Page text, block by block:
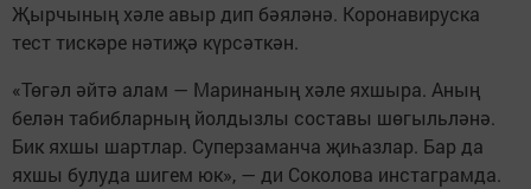
Җырчының хәле авыр дип бәяләнә. Коронавируска
тест тискәре нәтиҗә күрсәткән.
«Төгәл әйтә алам — Маринаның хәле яхшыра. Аның
белән табибларның йолдызлы составы шөгыльләнә.
Бик яхшы шартлар. Суперзаманча җиһазлар. Бар да
яхшы булуда шигем юк», — ди Соколова инстаграмда.